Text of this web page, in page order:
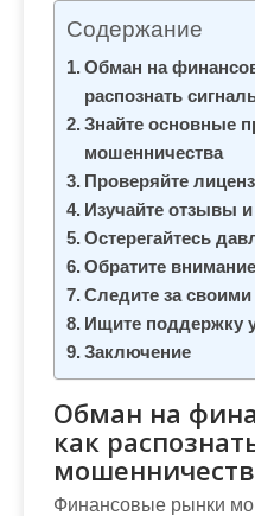
Содержание
Обман на
распознать
Знайте основные
мошенничества
Проверяйте
Изучайте отзывы
Остерегайтесь
Обратите
Следите за
Ищите поддержку
Заключение
Обман на
как
Финансовые рынки